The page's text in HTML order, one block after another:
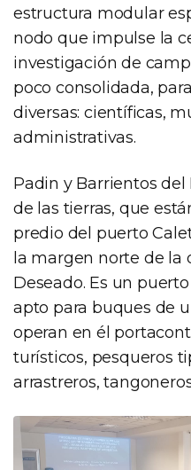
estructura modular
nodo que impulse la
investigación de
poco consolidada,
diversas: científicas,
administrativas.
Padin y Barrientos
de las tierras, que
predio del puerto
la margen norte de la
Deseado. Es un
apto para buques de
operan en él
turísticos, pesqueros
arrastreros,